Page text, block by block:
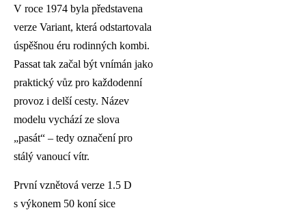
V roce 1974 byla představena
verze Variant, která odstartovala
úspěšnou éru rodinných kombi.
Passat tak začal být vnímán jako
praktický vůz pro každodenní
provoz i delší cesty. Název
modelu vychází ze slova
„pasát“ – tedy označení pro
stálý vanoucí vítr.
První vznětová verze 1.5 D
s výkonem 50 koní sice